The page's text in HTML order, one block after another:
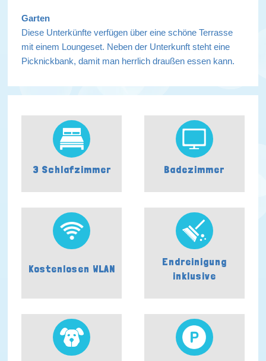
Garten
Diese Unterkünfte verfügen über eine schöne Terrasse
mit einem Loungeset. Neben der Unterkunft steht eine
Picknickbank, damit man herrlich draußen essen kann.
3 Schlafzimmer Badezimmer
Kostenlosen WLAN
Endreinigung
inklusive